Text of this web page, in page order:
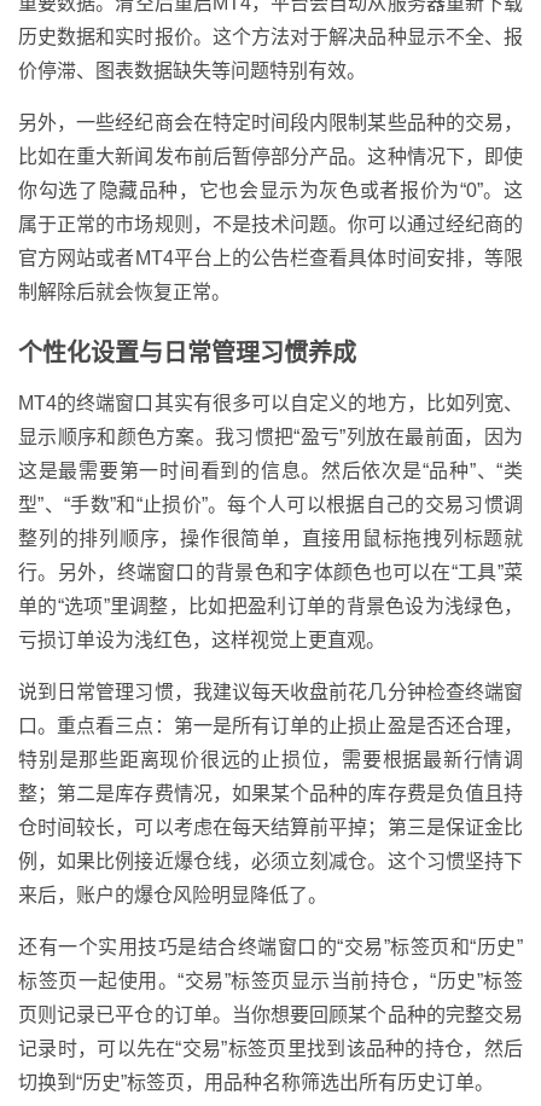
历史数据和实时报价。这个方法对于解决品种显示不全、报
价停滞、图表数据缺失等问题特别有效。
另外，一些经纪商会在特定时间段内限制某些品种的交易，
比如在重大新闻发布前后暂停部分产品。这种情况下，即使
你勾选了隐藏品种，它也会显示为灰色或者报价为“0”。这
属于正常的市场规则，不是技术问题。你可以通过经纪商的
官方网站或者MT4平台上的公告栏查看具体时间安排，等限
制解除后就会恢复正常。
个性化设置与日常管理习惯养成
MT4的终端窗口其实有很多可以自定义的地方，比如列宽、
显示顺序和颜色方案。我习惯把“盈亏”列放在最前面，因为
这是最需要第一时间看到的信息。然后依次是“品种”、“类
型”、“手数”和“止损价”。每个人可以根据自己的交易习惯调
整列的排列顺序，操作很简单，直接用鼠标拖拽列标题就
行。另外，终端窗口的背景色和字体颜色也可以在“工具”菜
单的“选项”里调整，比如把盈利订单的背景色设为浅绿色，
亏损订单设为浅红色，这样视觉上更直观。
说到日常管理习惯，我建议每天收盘前花几分钟检查终端窗
口。重点看三点：第一是所有订单的止损止盈是否还合理，
特别是那些距离现价很远的止损位，需要根据最新行情调
整；第二是库存费情况，如果某个品种的库存费是负值且持
仓时间较长，可以考虑在每天结算前平掉；第三是保证金比
例，如果比例接近爆仓线，必须立刻减仓。这个习惯坚持下
来后，账户的爆仓风险明显降低了。
还有一个实用技巧是结合终端窗口的“交易”标签页和“历史”
标签页一起使用。“交易”标签页显示当前持仓，“历史”标签
页则记录已平仓的订单。当你想要回顾某个品种的完整交易
记录时，可以先在“交易”标签页里找到该品种的持仓，然后
切换到“历史”标签页，用品种名称筛选出所有历史订单。